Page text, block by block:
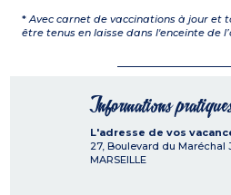
*Avec carnet de vaccinations à jour et
être tenus en laisse dans l'enceinte de
Informations
L'adresse de vos
27, Boulevard du Maréchal
MARSEILLE